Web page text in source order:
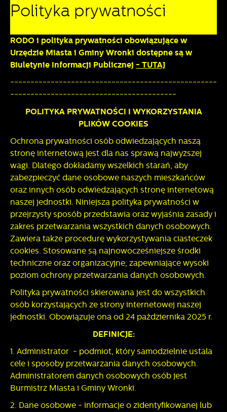
Polityka prywatności
RODO i polityka prywatności obowiązujące w
Urzędzie Miasta i Gminy Wronki dostępne są w
Biuletynie Informacji Publicznej - TUTAJ
---------------------------------------------------
-----------------------------------------
POLITYKA PRYWATNOŚCI I WYKORZYSTANIA
PLIKÓW COOKIES
Ochrona prywatności osób odwiedzających naszą
stronę internetową jest dla nas sprawą najwyższej
wagi. Dlatego dokładamy wszelkich starań, aby
zabezpieczyć dane osobowe naszych mieszkańców
oraz innych osób odwiedzających stronę internetową
naszej jednostki. Niniejsza polityka prywatności w
przejrzysty sposób przedstawia oraz wyjaśnia zasady i
zakres przetwarzania wszystkich danych osobowych.
Zawiera także procedurę wykorzystywania ciasteczek
cookies. Stosowane są najnowocześniejsze środki
techniczne oraz organizacyjne, zapewniające wysoki
poziom ochrony przetwarzania danych osobowych.
Polityka prywatności skierowana jest do wszystkich
osób korzystających ze strony internetowej naszej
jednostki. Obowiązuje ona od 24 października 2025 r.
DEFINICJE:
1. Administrator - podmiot, który samodzielnie ustala
cele i sposoby przetwarzania danych osobowych.
Administratorem danych osobowych osób jest
Burmistrz Miasta i Gminy Wronki.
2. Dane osobowe - informacje o zidentyfikowanej lub
preferencji prywatności, logowania czy wypełniania
formularzy. Dzięki plikom cookies strona, z której korzystasz,
Funkcjonalne i personalizacyjne
Tego typu pliki cookies umożliwiają stronie internetowej
zapamiętanie wprowadzonych przez Ciebie ustawień oraz
personalizację określonych funkcjonalności czy
prezentowanych treści.
Dzięki tym plikom cookies możemy zapewnić Ci większy
komfort korzystania z funkcjonalności naszej strony poprzez
Wyrażenie zgody na funkcjonalne i personalizacyjne pliki
cookies gwarantuje dostępność większej ilości funkcji na
Analityczne pliki cookies pomagają nam rozwijać się i
dostosowywać do Twoich potrzeb.
Cookies analityczne pozwalają na uzyskanie informacji w
zakresie wykorzystywania witryny internetowej, miejsca oraz
częstotliwości, z jaką odwiedzane są nasze serwisy www.
Dane pozwalają nam na ocenę naszych serwisów
internetowych pod względem ich popularności wśród
użytkowników. Zgromadzone informacje są przetwarzane w
formie zanonimizowanej. Wyrażenie zgody na analityczne
pliki cookies gwarantuje dostępność wszystkich
funkcjonalności.
Więcej
Reklamowe
Dzięki reklamowym plikom cookies prezentujemy Ci
najciekawsze informacje i aktualności na stronach naszych
partnerów.
Promocyjne pliki cookies służą do prezentowania Ci naszych
komunikatów na podstawie analizy Twoich upodobań oraz
Twoich zwyczajów dotyczących przeglądanej witryny
internetowej. Treści promocyjne mogą pojawić się na
stronach podmiotów trzecich lub firm będących naszymi
partnerami oraz innych dostawców usług. Firmy te działają w
charakterze pośredników prezentujących nasze treści w
postaci wiadomości, ofert, komunikatów mediów
Więcej